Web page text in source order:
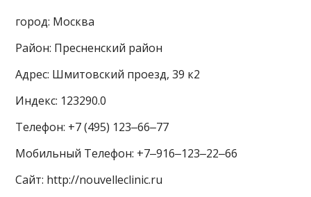
город: Москва
Район: Пресненский район
Адрес: Шмитовский проезд, 39 к2
Индекс: 123290.0
Телефон: +7 (495) 123‒66‒77
Мобильный Телефон: +7‒916‒123‒22‒66
Сайт: http://nouvelleclinic.ru